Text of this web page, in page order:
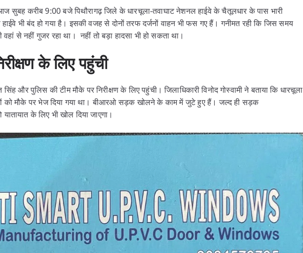
सुबह करीब 9:00 बजे पिथौरागढ़ जिले के धारचूला-तवाघाट नेशनल हाईवे के चैतूलधार के पास भारी
भी बंद हो गया है। इसकी वजह से दोनों तरफ दर्जनों वाहन भी फस गए हैं। गनीमत रही कि जिस समय
वहां से नहीं गुजर रहा था। नहीं तो बड़ा हादसा भी हो सकता था।
के लिए पहुंची
और पुलिस की टीम मौके पर निरीक्षण के लिए पहुंची। जिलाधिकारी विनोद गोस्वामी ने बताया कि धारचूला
को मौके पर भेज दिया गया था। बीआरओ सड़क खोलने के काम में जुटे हुए हैं। जल्द ही सड़क
के लिए भी खोल दिया जाएगा।